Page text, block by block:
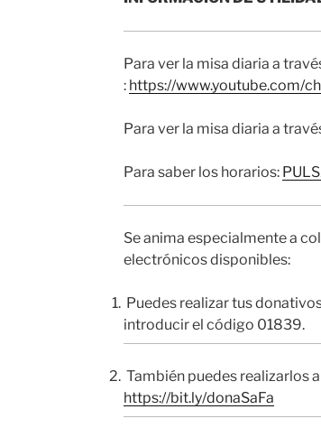
Para ver la misa diaria a
: https://www.youtube.com/
Para ver la misa diaria a
Para saber los horarios:
Se anima especialmente a
electrónicos disponibles:
Puedes realizar tus
introducir el código 01839.
También puedes realizarlos
https://bit.ly/donaSaFa